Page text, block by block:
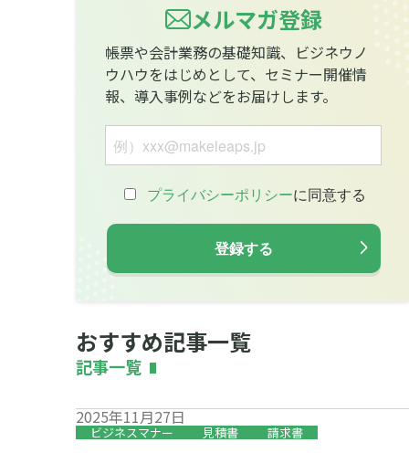
メルマガ登録
帳票や会計業務の基礎知識、ビジネウノ
ウハウをはじめとして、セミナー開催情
報、導入事例などをお届けします。
おすすめ記事一覧
記事一覧
2025年11月27日
ビジネスマナー 見積書 請求書